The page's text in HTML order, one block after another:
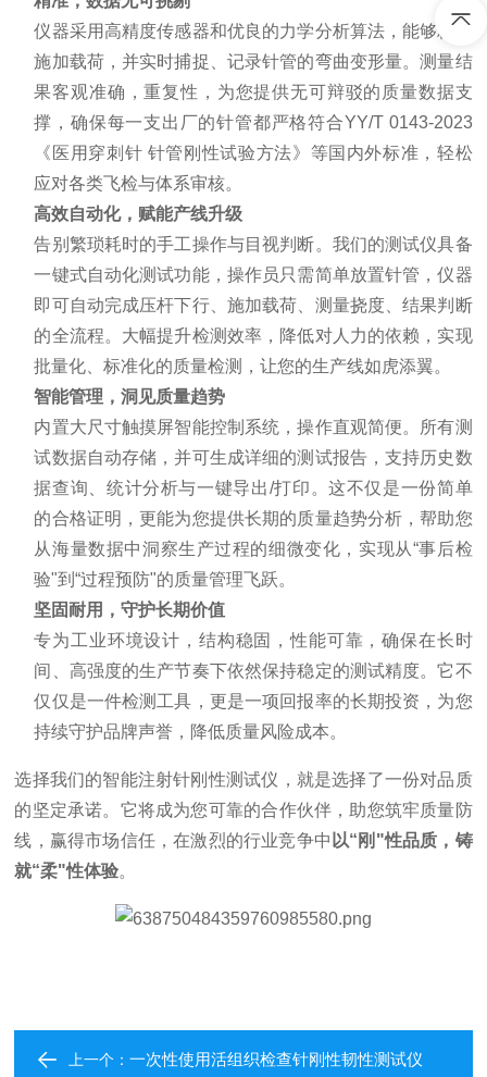
仪器采用高精度传感器和优良的力学分析算法，能够精确
施加载荷，并实时捕捉、记录针管的弯曲变形量。测量结
果客观准确，重复性，为您提供无可辩驳的质量数据支
撑，确保每一支出厂的针管都严格符合YY/T 0143-2023
《医用穿刺针 针管刚性试验方法》等国内外标准，轻松
应对各类飞检与体系审核。
高效自动化，赋能产线升级
告别繁琐耗时的手工操作与目视判断。我们的测试仪具备
一键式自动化测试功能，操作员只需简单放置针管，仪器
即可自动完成压杆下行、施加载荷、测量挠度、结果判断
的全流程。大幅提升检测效率，降低对人力的依赖，实现
批量化、标准化的质量检测，让您的生产线如虎添翼。
智能管理，洞见质量趋势
内置大尺寸触摸屏智能控制系统，操作直观简便。所有测
试数据自动存储，并可生成详细的测试报告，支持历史数
据查询、统计分析与一键导出/打印。这不仅是一份简单
的合格证明，更能为您提供长期的质量趋势分析，帮助您
从海量数据中洞察生产过程的细微变化，实现从“事后检
验"到“过程预防"的质量管理飞跃。
坚固耐用，守护长期价值
专为工业环境设计，结构稳固，性能可靠，确保在长时
间、高强度的生产节奏下依然保持稳定的测试精度。它不
仅仅是一件检测工具，更是一项回报率的长期投资，为您
持续守护品牌声誉，降低质量风险成本。
选择我们的智能注射针刚性测试仪，就是选择了一份对品质
的坚定承诺。它将成为您可靠的合作伙伴，助您筑牢质量防
线，赢得市场信任，在激烈的行业竞争中 以“刚"性品质，铸
就“柔"性体验。
上一个：一次性使用活组织检查针刚性韧性测试仪